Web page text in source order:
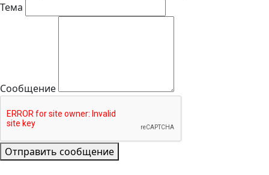
Тема
Сообщение
Отправить сообщение